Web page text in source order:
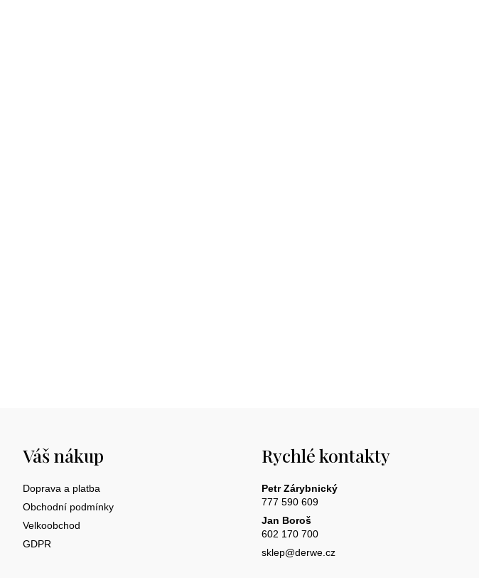
Váš nákup
Doprava a platba
Obchodní podmínky
Velkoobchod
GDPR
Rychlé kontakty
Petr Zárybnický
777 590 609
Jan Boroš
602 170 700
sklep@derwe.cz